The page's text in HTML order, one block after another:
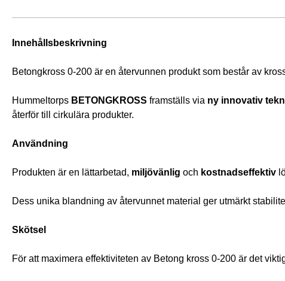
Innehållsbeskrivning
Betongkross 0-200 är en återvunnen produkt som består av
Hummeltorps BETONGKROSS framställs via ny innovativ
återför till cirkulära produkter.
Användning
Produkten är en lättarbetad, miljövänlig och kostnadseffektiv
Dess unika blandning av återvunnet material ger utmärkt
Skötsel
För att maximera effektiviteten av Betong kross 0-200 är det